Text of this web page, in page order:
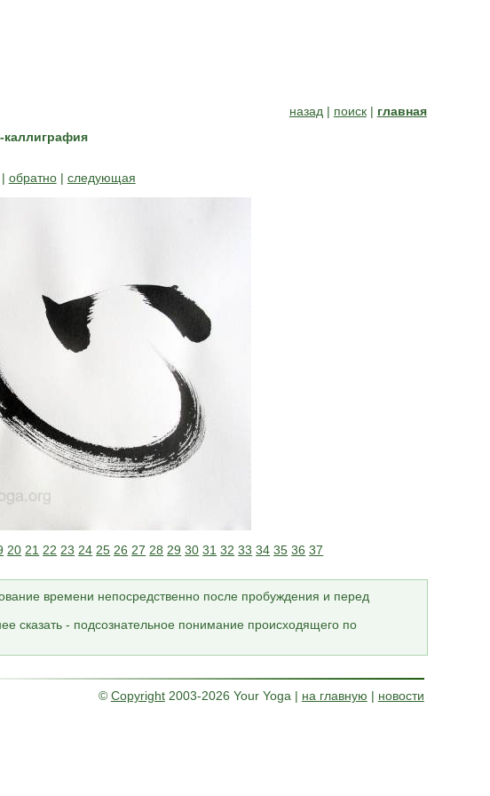
назад | поиск| главная
каллиграфия
| обратно| следующая
20 21 22 23 24 25 26 27 28 29 30 31 32 33 34 35 36 37
времени непосредственно после пробуждения и перед
сказать - подсознательное понимание происходящего по
© Copyright2003-2026 Your Yoga | на главную | новости